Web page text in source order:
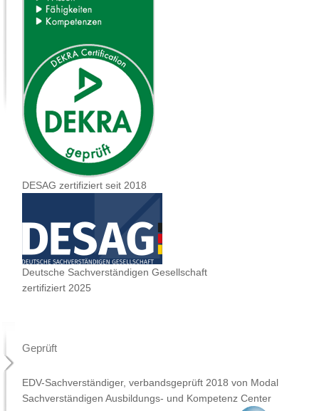
DESAG zertifiziert seit 2018
Deutsche Sachverständigen Gesellschaft
zertifiziert 2025
Geprüft
EDV-Sachverständiger, verbandsgeprüft 2018 von Modal
Sachverständigen Ausbildungs- und Kompetenz Center